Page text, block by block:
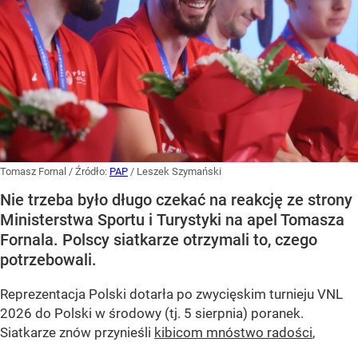
Tomasz Fornal / Źródło: PAP / Leszek Szymański
Nie trzeba było długo czekać na reakcję ze strony
Ministerstwa Sportu i Turystyki na apel Tomasza
Fornala. Polscy siatkarze otrzymali to, czego
potrzebowali.
Reprezentacja Polski dotarła po zwycięskim turnieju VNL
2026 do Polski w środowy (tj. 5 sierpnia) poranek.
Siatkarze znów przynieśli kibicom mnóstwo radości,